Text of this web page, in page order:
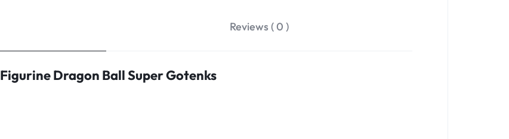
Reviews ( 0 )
Figurine Dragon Ball Super Gotenks